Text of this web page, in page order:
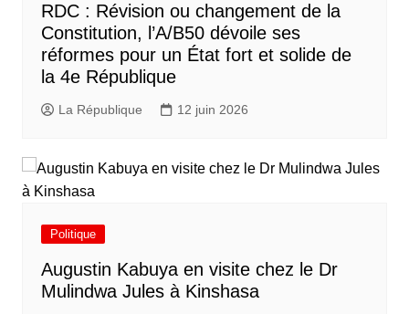
RDC : Révision ou changement de la
Constitution, l’A/B50 dévoile ses
réformes pour un État fort et solide de
la 4e République
La République 12 juin 2026
Politique
Augustin Kabuya en visite chez le Dr
Mulindwa Jules à Kinshasa